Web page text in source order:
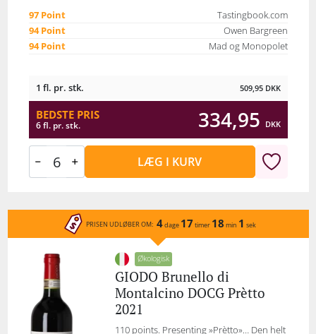
97 Point
Tastingbook.com
94 Point
Owen Bargreen
94 Point
Mad og Monopolet
1 fl. pr. stk. 509,95 DKK
BEDSTE PRIS
6 fl. pr. stk. 334,95 DKK
LÆG I KURV
PRISEN UDLØBER OM: 4dage 17 timer 18 min 1 sek
Økologisk
GIODO Brunello di
Montalcino DOCG Prètto
2021
110 points. Presenting »Prètto»… Den helt